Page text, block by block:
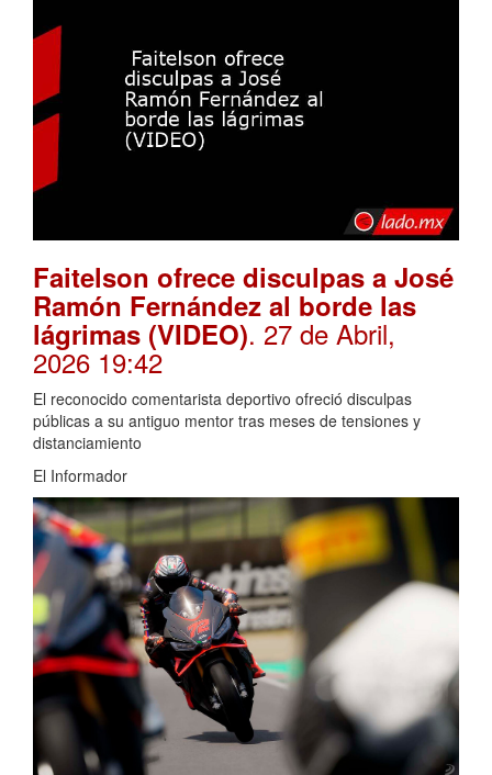
Faitelson ofrece disculpas a José
Ramón Fernández al borde las
lágrimas (VIDEO). 27 de Abril,
2026 19:42
El reconocido comentarista deportivo ofreció disculpas
públicas a su antiguo mentor tras meses de tensiones y
distanciamiento
El Informador